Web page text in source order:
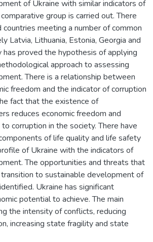
of Ukraine with similar indicators of
group is carried out. There
meeting a number of common
Latvia, Lithuania, Estonia, Georgia and
has proved the hypothesis of applying
approach to assessing
There is a relationship between
freedom and the indicator of corruption
fact that the existence of
reduces economic freedom and
corruption in the society. There have
of life quality and life safety
of Ukraine with the indicators of
The opportunities and threats that
to sustainable development of
Ukraine has significant
potential to achieve. The main
the intensity of conflicts, reducing
increasing state fragility and state